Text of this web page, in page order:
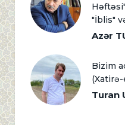
"İblis"
Azər
Bizim
(Xatirə-
Turan